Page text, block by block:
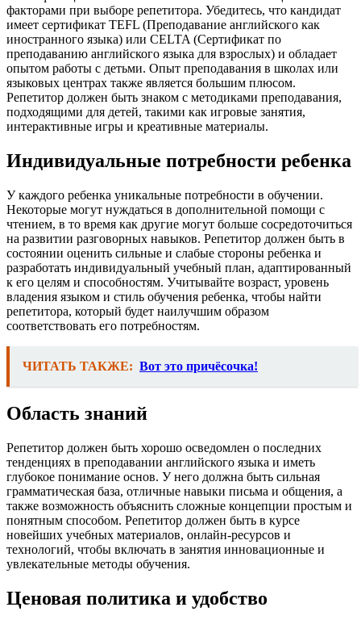
факторами при выборе репетитора. Убедитесь, что кандидат
имеет сертификат TEFL (Преподавание английского как
иностранного языка) или CELTA (Сертификат по
преподаванию английского языка для взрослых) и обладает
опытом работы с детьми. Опыт преподавания в школах или
языковых центрах также является большим плюсом.
Репетитор должен быть знаком с методиками преподавания,
подходящими для детей, такими как игровые занятия,
интерактивные игры и креативные материалы.
Индивидуальные потребности ребенка
У каждого ребенка уникальные потребности в обучении.
Некоторые могут нуждаться в дополнительной помощи с
чтением, в то время как другие могут больше сосредоточиться
на развитии разговорных навыков. Репетитор должен быть в
состоянии оценить сильные и слабые стороны ребенка и
разработать индивидуальный учебный план, адаптированный
к его целям и способностям. Учитывайте возраст, уровень
владения языком и стиль обучения ребенка, чтобы найти
репетитора, который будет наилучшим образом
соответствовать его потребностям.
ЧИТАТЬ ТАКЖЕ: Вот это причёсочка!
Область знаний
Репетитор должен быть хорошо осведомлен о последних
тенденциях в преподавании английского языка и иметь
глубокое понимание основ. У него должна быть сильная
грамматическая база, отличные навыки письма и общения, а
также возможность объяснить сложные концепции простым и
понятным способом. Репетитор должен быть в курсе
новейших учебных материалов, онлайн-ресурсов и
технологий, чтобы включать в занятия инновационные и
увлекательные методы обучения.
Ценовая политика и удобство